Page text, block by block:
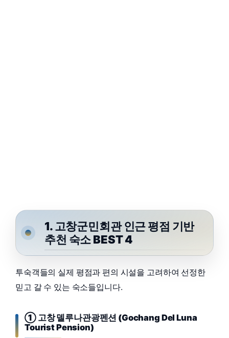
1. 고창군민회관 인근 평점 기반
추천 숙소 BEST 4
투숙객들의 실제 평점과 편의 시설을 고려하여 선정한
믿고 갈 수 있는 숙소들입니다.
① 고창 델루나관광펜션 (Gochang Del Luna
Tourist Pension)